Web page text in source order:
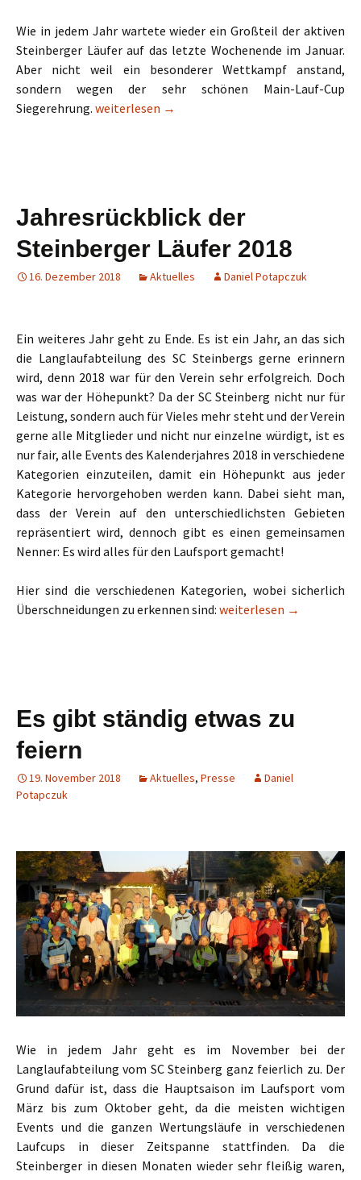
Wie in jedem Jahr wartete wieder ein Großteil der aktiven
Steinberger Läufer auf das letzte Wochenende im Januar.
Aber nicht weil ein besonderer Wettkampf anstand,
sondern wegen der sehr schönen Main-Lauf-Cup
Siegerehrung. Main-Lauf-Cup ist eine feste Vereinstradition
weiterlesen →
Jahresrückblick der
Steinberger Läufer 2018
16. Dezember 2018 Aktuelles Daniel Potapczuk
Ein weiteres Jahr geht zu Ende. Es ist ein Jahr, an das sich
die Langlaufabteilung des SC Steinbergs gerne erinnern
wird, denn 2018 war für den Verein sehr erfolgreich. Doch
was war der Höhepunkt? Da der SC Steinberg nicht nur für
Leistung, sondern auch für Vieles mehr steht und der Verein
gerne alle Mitglieder und nicht nur einzelne würdigt, ist es
nur fair, alle Events des Kalenderjahres 2018 in verschiedene
Kategorien einzuteilen, damit ein Höhepunkt aus jeder
Kategorie hervorgehoben werden kann. Dabei sieht man,
dass der Verein auf den unterschiedlichsten Gebieten
repräsentiert wird, dennoch gibt es einen gemeinsamen
Nenner: Es wird alles für den Laufsport gemacht!
Hier sind die verschiedenen Kategorien, wobei sicherlich
Überschneidungen zu erkennen sind: Jahresrückblick der
weiterlesen →
Es gibt ständig etwas zu
feiern
19. November 2018 Aktuelles, Presse
Daniel
Potapczuk
Wie in jedem Jahr geht es im November bei der
Langlaufabteilung vom SC Steinberg ganz feierlich zu. Der
Grund dafür ist, dass die Hauptsaison im Laufsport vom
März bis zum Oktober geht, da die meisten wichtigen
Events und die ganzen Wertungsläufe in verschiedenen
Laufcups in dieser Zeitspanne stattfinden. Da die
Steinberger in diesen Monaten wieder sehr fleißig waren,